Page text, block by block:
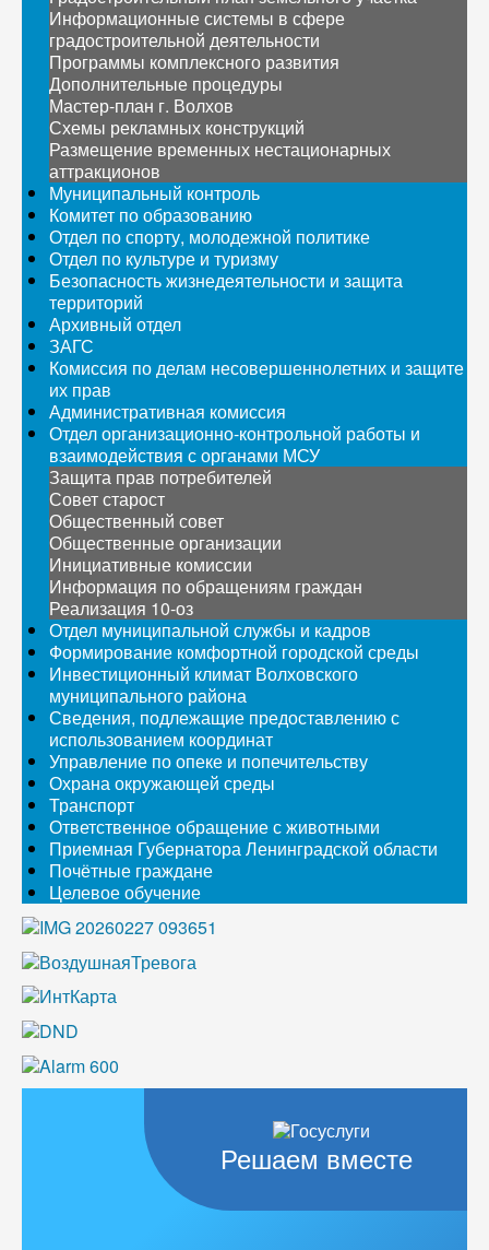
Информационные системы в сфере
градостроительной деятельности
Программы комплексного развития
Дополнительные процедуры
Мастер-план г. Волхов
Схемы рекламных конструкций
Размещение временных нестационарных
аттракционов
Муниципальный контроль
Комитет по образованию
Отдел по спорту, молодежной политике
Отдел по культуре и туризму
Безопасность жизнедеятельности и защита
территорий
Архивный отдел
ЗАГС
Комиссия по делам несовершеннолетних и защите
их прав
Административная комиссия
Отдел организационно-контрольной работы и
взаимодействия с органами МСУ
Защита прав потребителей
Совет старост
Общественный совет
Общественные организации
Инициативные комиссии
Информация по обращениям граждан
Реализация 10-оз
Отдел муниципальной службы и кадров
Формирование комфортной городской среды
Инвестиционный климат Волховского
муниципального района
Сведения, подлежащие предоставлению с
использованием координат
Управление по опеке и попечительству
Охрана окружающей среды
Транспорт
Ответственное обращение с животными
Приемная Губернатора Ленинградской области
Почётные граждане
Целевое обучение
Решаем вместе